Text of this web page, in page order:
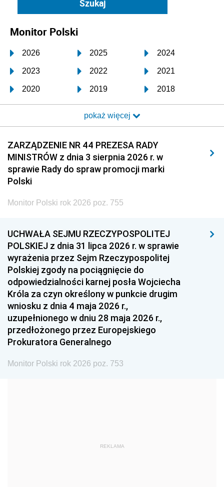
Monitor Polski
2026 2025 2024
2023 2022 2021
2020 2019 2018
2017 2016 2015
2014 2013 2012
2011 2010 2009
2008 2007 2006
2005
1996 1995 1994
1993 1992 1991
1990 1989
1987 1986 1985
1984 1983
1981 1980 1979
1978 1977
1975 1974
1959
pokaż więcej
ZARZĄDZENIE NR 44 PREZESA RADY
MINISTRÓW z dnia 3 sierpnia 2026 r. w
sprawie Rady do spraw promocji marki
Polski
Monitor Polski rok 2026 poz. 755
UCHWAŁA SEJMU RZECZYPOSPOLITEJ
POLSKIEJ z dnia 31 lipca 2026 r. w sprawie
wyrażenia przez Sejm Rzeczypospolitej
Polskiej zgody na pociągnięcie do
odpowiedzialności karnej posła Wojciecha
Króla za czyn określony w punkcie drugim
wniosku z dnia 4 maja 2026 r.,
uzupełnionego w dniu 28 maja 2026 r.,
przedłożonego przez Europejskiego
Prokuratora Generalnego
Monitor Polski rok 2026 poz. 753
REKLAMA